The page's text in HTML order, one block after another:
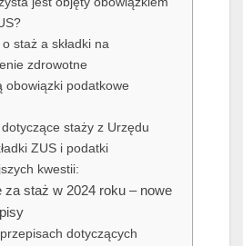
staż a składki na
zdrowotne
obowiązki podatkowe
staży z Urzędu
ZUS i podatki
kwestii:
za staż w 2024 roku – nowe
dotyczących